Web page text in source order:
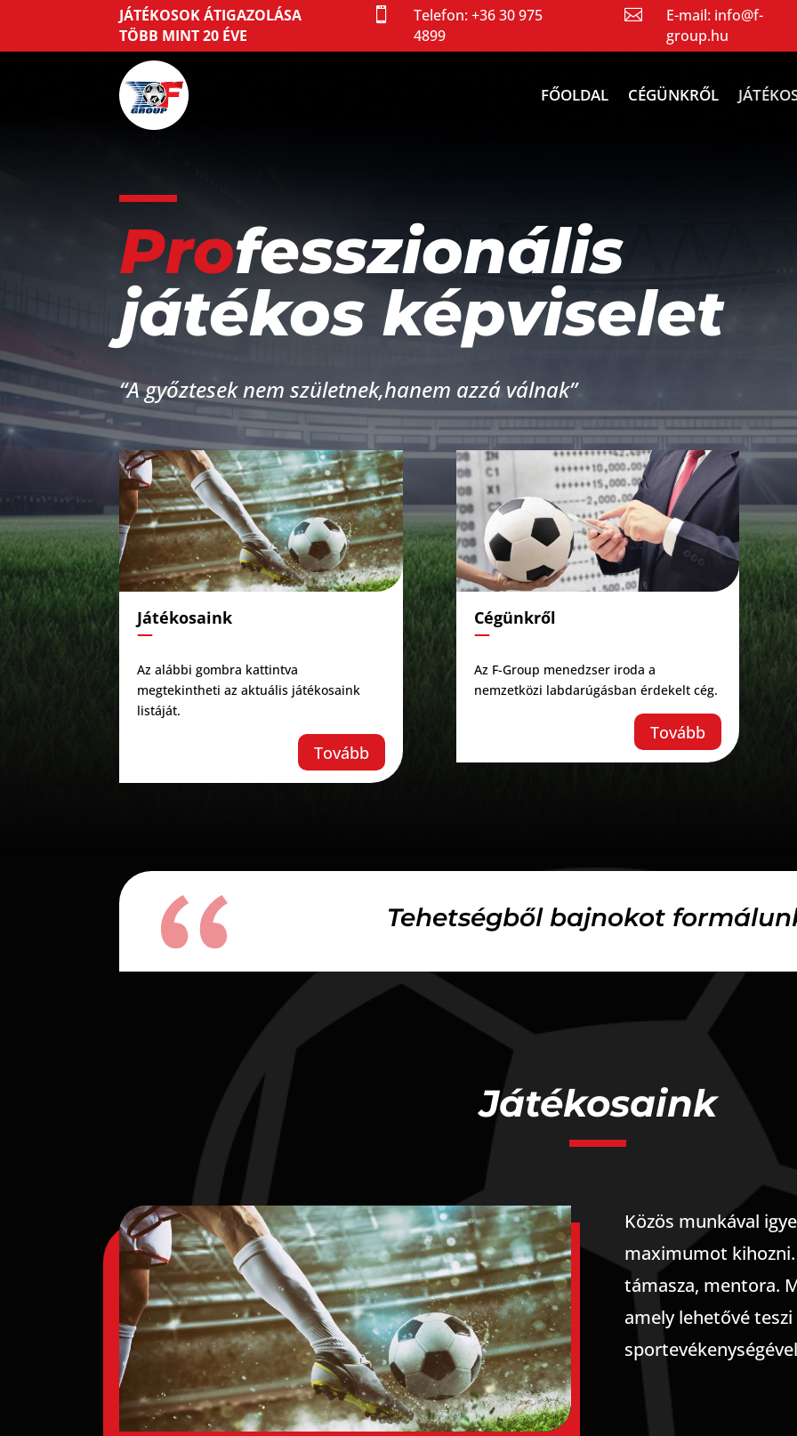
JÁTÉKOSOK ÁTIGAZOLÁSA
TÖBB MINT 20 ÉVE
 Telefon:+36 30 975
4899
 E-mail: info@f-
group.hu
FŐOLDAL CÉGÜNKRŐL
Professzionális
játékos képviselet
“A győztesek nem születnek,hanem azzá válnak”
Játékosaink
—
Az alábbi gombra kattintva
megtekintheti az aktuális játékosaink
listáját.
Tovább
Cégünkről
—
Az F-Group menedzser iroda a
nemzetközi labdarúgásban érdekelt cég.
Tovább
Tehetségből bajnokot
Játékosaink
Közös munkával
maximumot
támasza, mentora.
amely lehetővé